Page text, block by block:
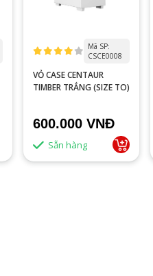
Mã SP:
CSCE0008
VỎ CASE CENTAUR
TIMBER TRẮNG (SIZE TO)
600.000 VNĐ
Sẵn hàng